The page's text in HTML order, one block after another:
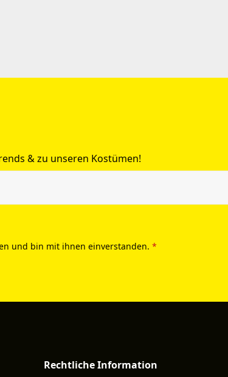
& zu unseren Kostümen!
und bin mit ihnen einverstanden. *
Rechtliche Information